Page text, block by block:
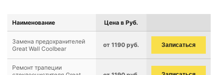
Наименование Цена в Руб.
Замена предохранителей
Great Wall Coolbear
от 1190 руб. Записаться
Ремонт трапеции